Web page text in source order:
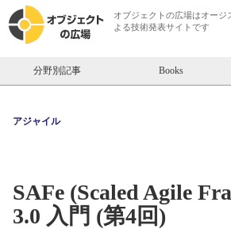
オブジェクトの広場はオージ
よる技術発表サイトです
分野別記事 Books
アジャイル
SAFe (Scaled Agile
3.0 入門 (第4回)